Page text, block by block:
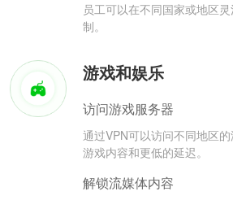
员工可以在不同国家或地区
制。
游戏和娱乐
访问游戏服务器
通过VPN可以访问不同地区
游戏内容和更低的延迟。
解锁流媒体内容